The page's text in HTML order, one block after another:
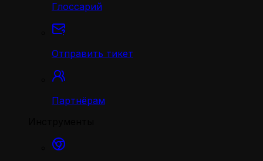
Глоссарий
Отправить тикет
Партнёрам